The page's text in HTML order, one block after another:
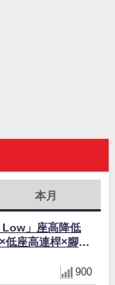
本月
Low」座高降低
低座高連桿×腳踏
900